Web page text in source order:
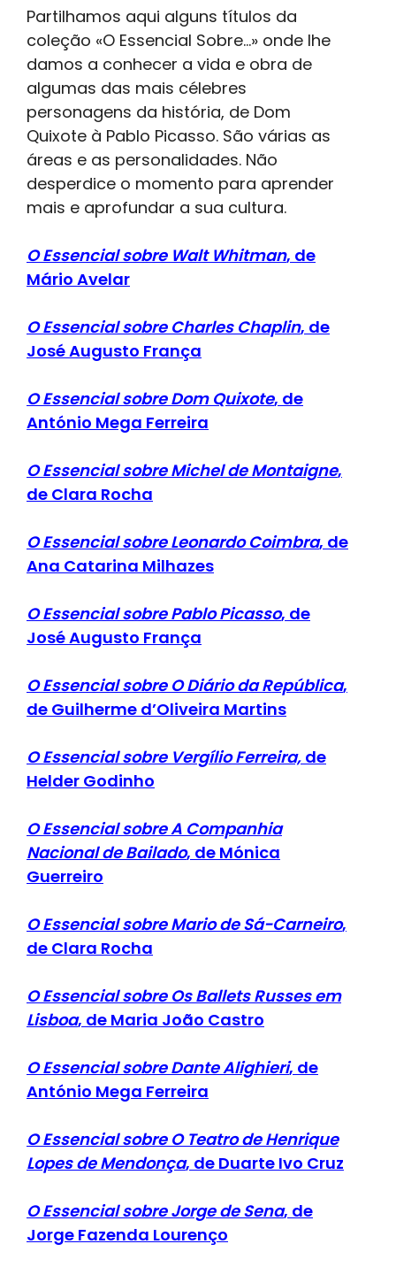
Partilhamos aqui alguns títulos da
coleção «O Essencial Sobre…» onde lhe
damos a conhecer a vida e obra de
algumas das mais célebres
personagens da história, de Dom
Quixote à Pablo Picasso. São várias as
áreas e as personalidades. Não
desperdice o momento para aprender
mais e aprofundar a sua cultura.
O Essencial sobre Walt Whitman, de
Mário Avelar
O Essencial sobre Charles Chaplin, de
José Augusto França
O Essencial sobre Dom Quixote, de
António Mega Ferreira
O Essencial sobre Michel de Montaigne,
de Clara Rocha
O Essencial sobre Leonardo Coimbra, de
Ana Catarina Milhazes
O Essencial sobre Pablo Picasso, de
José Augusto França
O Essencial sobre O Diário da República,
de Guilherme d’Oliveira Martins
O Essencial sobre Vergílio Ferreira, de
Helder Godinho
O Essencial sobre A Companhia
Nacional de Bailado, de Mónica
Guerreiro
O Essencial sobre Mario de Sá-Carneiro,
de Clara Rocha
O Essencial sobre Os Ballets Russes em
Lisboa, de Maria João Castro
O Essencial sobre Dante Alighieri, de
António Mega Ferreira
O Essencial sobre O Teatro de Henrique
Lopes de Mendonça, de Duarte Ivo Cruz
O Essencial sobre Jorge de Sena, de
Jorge Fazenda Lourenço